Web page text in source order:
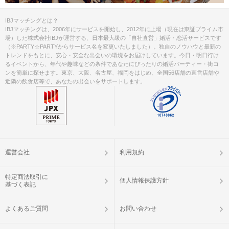
IBJマッチングとは？
IBJマッチングは、2006年にサービスを開始し、2012年に上場（現在は東証プライム市
場）した株式会社IBJが運営する、日本最大級の「自社直営」婚活・恋活サービスです
（※PARTY☆PARTYからサービス名を変更いたしました）。独自のノウハウと最新の
トレンドをもとに、安心・安全な出会いの環境をお届けしています。今日・明日行け
るイベントから、年代や趣味などの条件であなたにぴったりの婚活パーティー・街コ
ンを簡単に探せます。東京、大阪、名古屋、福岡をはじめ、全国56店舗の直営店舗や
近隣の飲食店等で、あなたの出会いをサポートします。
運営会社 利用規約
特定商法取引に
基づく表記
個人情報保護方針
よくあるご質問 お問い合わせ